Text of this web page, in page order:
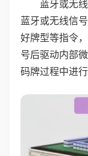
蓝牙或无
蓝牙或无线信
好牌型等指令
号后驱动内部
码牌过程中进